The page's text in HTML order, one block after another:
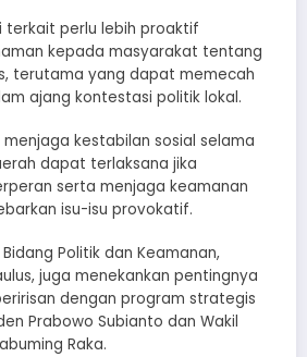
terkait perlu lebih proaktif
kepada masyarakat tentang
terutama yang dapat memecah
ajang kontestasi politik lokal.
kestabilan sosial selama
dapat terlaksana jika
serta menjaga keamanan
isu-isu provokatif.
Politik dan Keamanan,
juga menekankan pentingnya
dengan program strategis
Prabowo Subianto dan Wakil
Raka.